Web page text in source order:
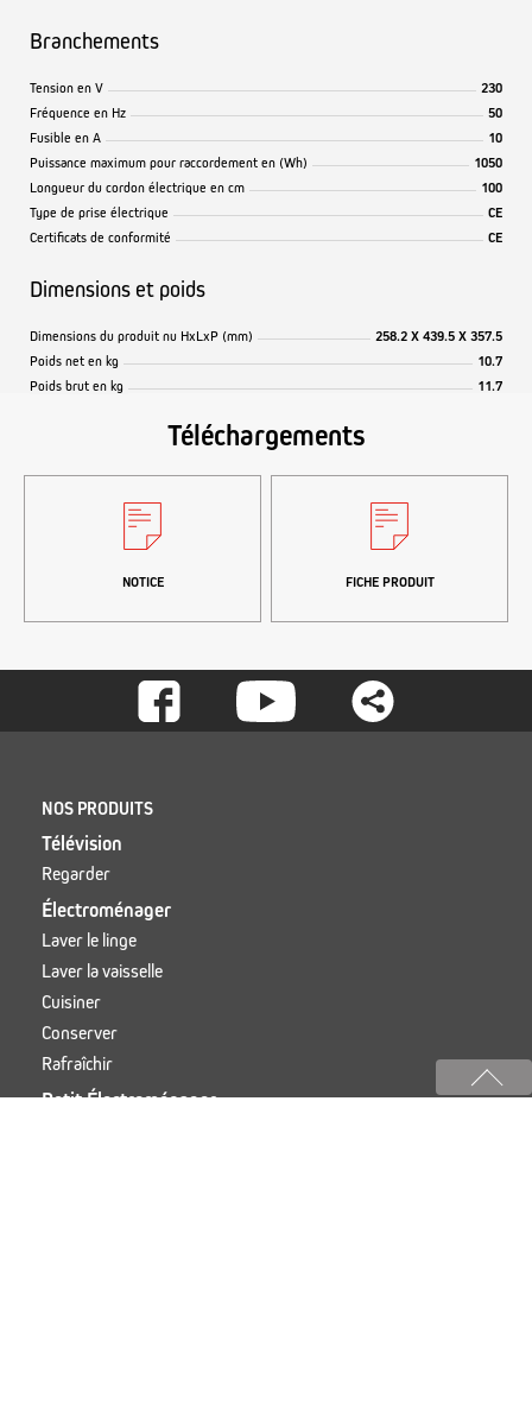
Branchements
Tension en V
230
Fréquence en Hz
50
Fusible en A
10
Puissance maximum pour raccordement en (Wh)
1050
Longueur du cordon électrique en cm
100
Type de prise électrique
CE
Certificats de conformité
CE
Dimensions et poids
Dimensions du produit nu HxLxP (mm)
258.2 X 439.5 X 357.5
Poids net en kg
10.7
Poids brut en kg
11.7
Téléchargements
NOTICE FICHE PRODUIT
-
NOS PRODUITS
Télévision
Regarder
Électroménager
Laver le linge
Laver la vaisselle
Cuisiner
Conserver
Rafraîchir
Petit Électroménager